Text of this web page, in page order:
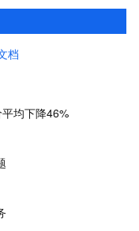
器实际运行消耗的资源
档
均下降46%